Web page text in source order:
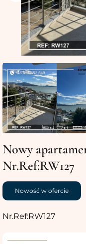
Nowy
Nr.Ref:RW127
Nowość w ofercie
Nr.Ref:RW127